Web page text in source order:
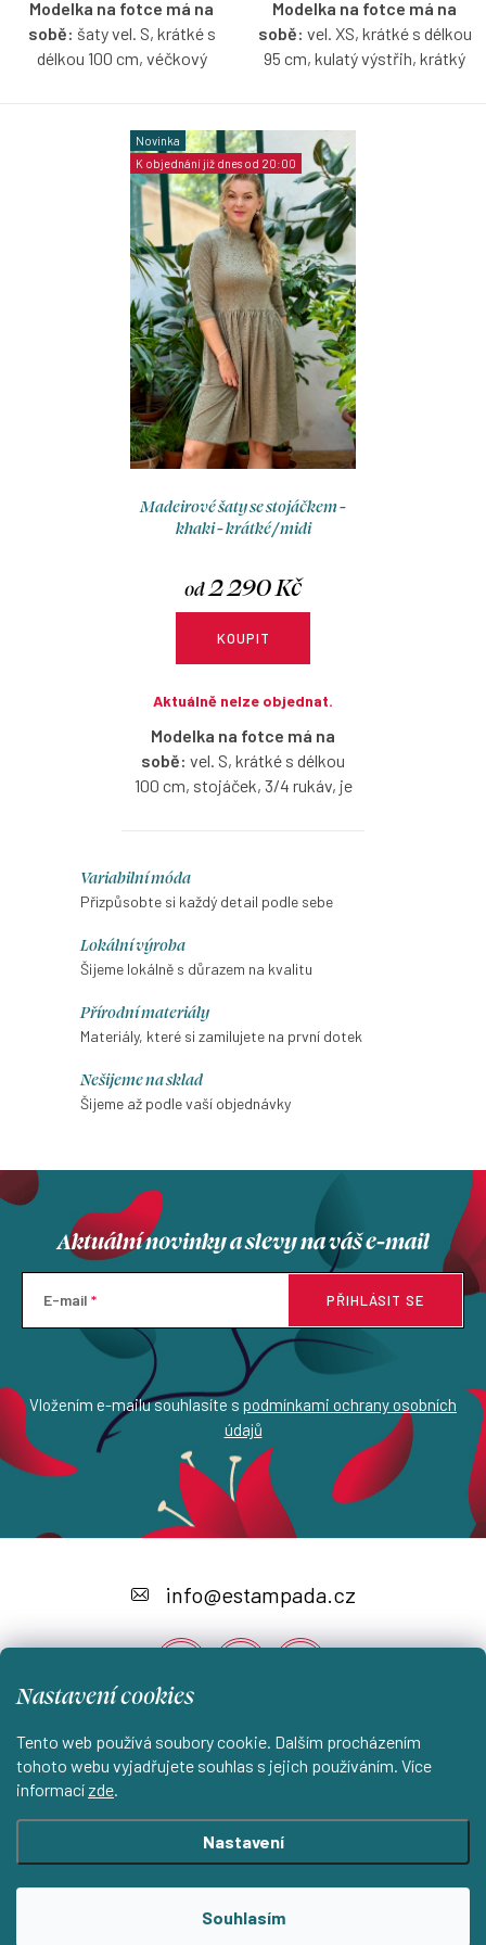
Nastavení cookies
Tento web používá soubory cookie. Dalším procházením
tohoto webu vyjadřujete souhlas s jejich používáním. Více
informací zde.
Nastavení
Souhlasím
Modelka na fotce má na
sobě: šaty vel. S, krátké s
délkou 100 cm, véčkový
Pružné šaty z madeirového
úpletu, které budete milovat
celé léto – lehké, vzdušné a
ideální do horkých dní. Zajímavý
detail v podobě nařaseného
rukávku jim dodává jemnou
eleganci a ženský charakter.
Modelka na fotce má na
sobě: vel. XS, krátké s délkou
95 cm, kulatý výstřih, krátký
Pružné šaty z madeirového
úpletu, které budete milovat
celé léto – lehké, vzdušné a
ideální do horkých dní. V
klasické verzi si můžete zvolit
krátký, 3/4 nebo dlouhý rukáv a
vytvořit si nadčasový kousek
přesně podle sebe.
Novinka
K objednání již dnes od 20:00
Madeirové šaty se stojáčkem -
khaki - krátké / midi
od 2 290 Kč
KOUPIT
Aktuálně nelze objednat.
Modelka na fotce má na
sobě: vel. S, krátké s délkou
100 cm, stojáček, 3/4 rukáv, je
úpletu, které budete milovat –
lehké, vzdušné a ideální do
můžete zvolit krátký, 3/4 nebo
dlouhý rukáv a vytvořit si
nadčasový kousek přesně
podle sebe.
ý
u
Variabilní móda
Přizpůsobte si každý detail podle sebe
Lokální výroba
Šijeme lokálně s důrazem na kvalitu
Přírodní materiály
Materiály, které si zamilujete na první dotek
Nešijeme na sklad
Šijeme až podle vaší objednávky
Aktuální novinky a slevy na váš e-mail
E-mail
Vložením e-mailu souhlasíte s podmínkami ochrany osobních
údajů
PŘIHLÁSIT SE
p
a
Instagram
info@estampada.cz
Shoptet.cz KantorStudio.cz
ESTAMPADA s.r.o.. Všechna práva vyhrazena.